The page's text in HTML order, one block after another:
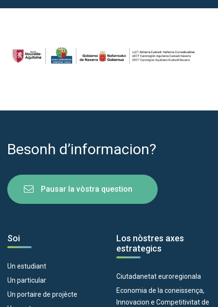
Besonh d’informacion?
Pausar la vòstra question
Soi
Un estudiant
Un particular
Un portaire de projècte
Los nòstres axes
estrategics
Ciutadanetat euroregionala
Economia de la coneissença,
Innovacion e Competitivitat de